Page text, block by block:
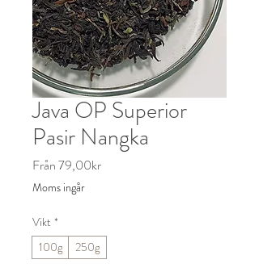
Java OP Superior
Pasir Nangka
Från79,00krReapris
Moms ingår
Vikt *
100g
250g